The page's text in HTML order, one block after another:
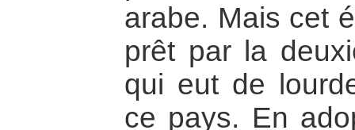
arabe. Mais cet
prêt par la
qui eut de
ce pays. En